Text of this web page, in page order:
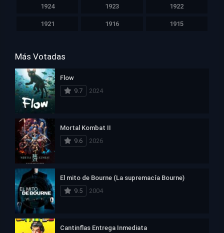
1924 1923 1922
1921 1916 1915
Más Votadas
Flow
9.7
2024
Mortal Kombat II
9.6
2026
El mito de Bourne (La supremacía Bourne)
9.5
2004
Cantinflas Entrega Inmediata